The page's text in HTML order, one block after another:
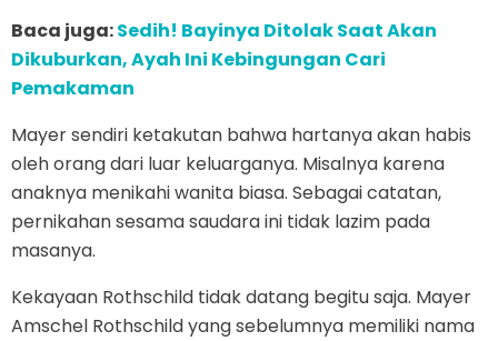
Baca juga:Sedih! Bayinya Ditolak Saat Akan
Dikuburkan, Ayah Ini Kebingungan Cari
Pemakaman
Mayer sendiri ketakutan bahwa hartanya akan habis
oleh orang dari luar keluarganya. Misalnya karena
anaknya menikahi wanita biasa. Sebagai catatan,
pernikahan sesama saudara ini tidak lazim pada
masanya.
Kekayaan Rothschild tidak datang begitu saja. Mayer
Amschel Rothschild yang sebelumnya memiliki nama